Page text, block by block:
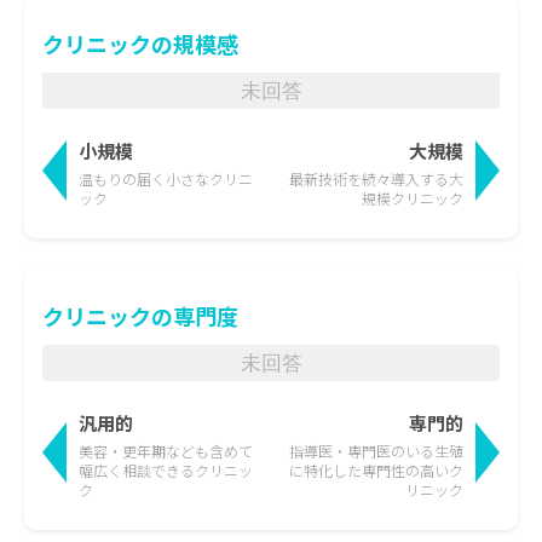
クリニックの規模感
未回答
小規模
温もりの届く 小さなクリニ
ック
最新技術を続々導入する大
規模クリニック
大規模
クリニックの専門度
未回答
汎用的
美容・更年期なども含めて
幅広く相談できるクリニッ
ク
指導医・専門医のいる生殖
に特化した専門性の高いク
リニック
専門的